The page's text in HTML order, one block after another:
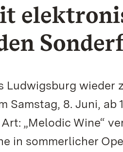
Ludwigsburg wieder
Samstag, 8. Juni, ab
„Melodic Wine“
in sommerlicher